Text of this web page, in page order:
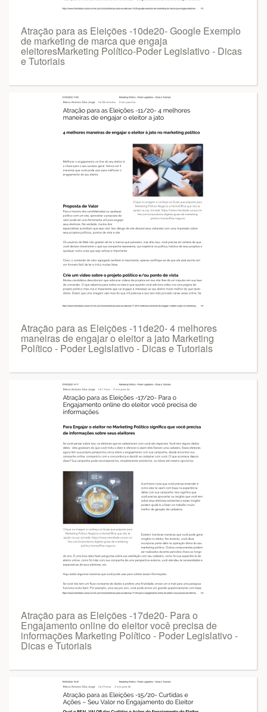
Atração para as Eleições -10de20- Google Exemplo
de marketing de marca que engaja
eleitoresMarketing Político-Poder Legislativo - Dicas
e Tutoriais
Atração para as Eleições -11de20- 4 melhores
maneiras de engajar o eleitor a jato Marketing
Político - Poder Legislativo - Dicas e Tutoriais
Atração para as Eleições -17de20- Para o
Engajamento online do eleitor você precisa de
informações Marketing Político - Poder Legislativo -
Dicas e Tutoriais